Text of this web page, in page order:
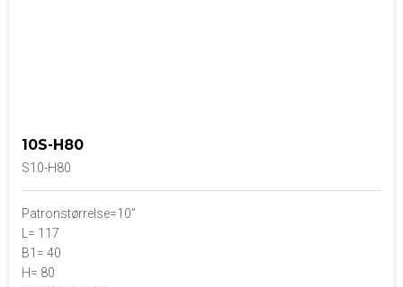
10S-H80
S10-H80
Patronstørrelse=10”
L= 117
B1= 40
H= 80